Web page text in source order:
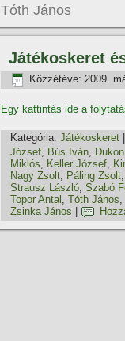
Tóth János
Játékoskeret
Közzétéve: 2009.
Egy kattintás ide a
Kategória: Játékoskeret
József, Bús Iván,
Miklós, Keller József,
Nagy Zsolt, Páling Zsolt,
Strausz László, Szabó
Topor Antal , Tóth János,
Zsinka János